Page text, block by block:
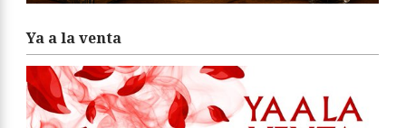
Ya a la venta